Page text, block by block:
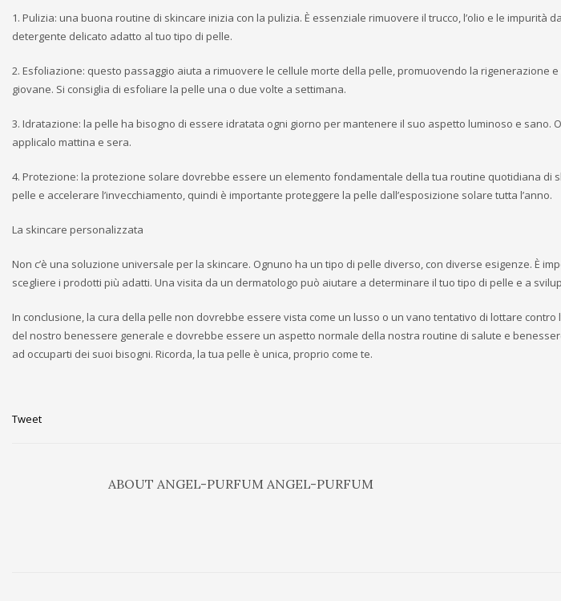
1. Pulizia: una buona routine di skincare inizia con la pulizia. È essenziale rimuovere il trucco, l’olio e le impurità
detergente delicato adatto al tuo tipo di pelle.
2. Esfoliazione: questo passaggio aiuta a rimuovere le cellule morte della pelle, promuovendo la rigenerazione
giovane. Si consiglia di esfoliare la pelle una o due volte a settimana.
3. Idratazione: la pelle ha bisogno di essere idratata ogni giorno per mantenere il suo aspetto luminoso e sano.
applicalo mattina e sera.
4. Protezione: la protezione solare dovrebbe essere un elemento fondamentale della tua routine quotidiana di
pelle e accelerare l’invecchiamento, quindi è importante proteggere la pelle dall’esposizione solare tutta l’anno.
La skincare personalizzata
Non c’è una soluzione universale per la skincare. Ognuno ha un tipo di pelle diverso, con diverse esigenze. È
scegliere i prodotti più adatti. Una visita da un dermatologo può aiutare a determinare il tuo tipo di pelle e a
In conclusione, la cura della pelle non dovrebbe essere vista come un lusso o un vano tentativo di lottare contro
del nostro benessere generale e dovrebbe essere un aspetto normale della nostra routine di salute e
ad occuparti dei suoi bisogni. Ricorda, la tua pelle è unica, proprio come te.
Tweet
ABOUT ANGEL-PURFUM ANGEL-PURFUM